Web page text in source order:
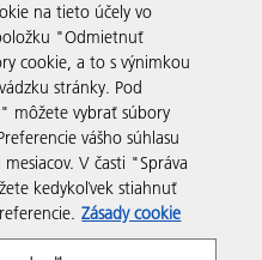
na tieto účely vo
"Odmietnuť
cookie, a to s výnimkou
stránky. Pod
môžete vybrať súbory
vášho súhlasu
V časti "Správa
kedykoľvek stiahnuť
Zásady cookie